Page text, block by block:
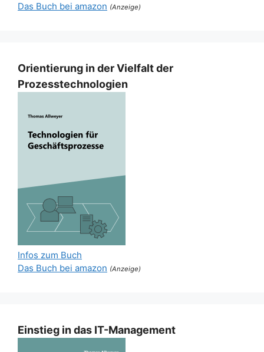
Das Buch bei amazon (Anzeige)
Orientierung in der Vielfalt der
Prozesstechnologien
Infos zum Buch
Das Buch bei amazon (Anzeige)
Einstieg in das IT-Management